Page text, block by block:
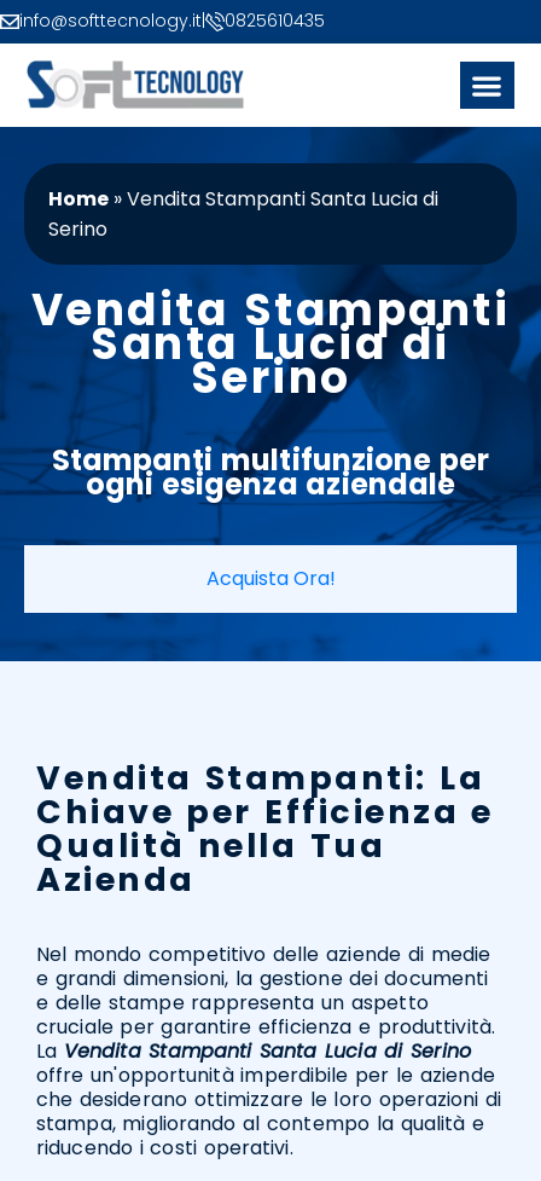
info@softtecnology.it 0825610435
Home »Vendita Stampanti Santa Lucia di
Serino
Vendita Stampanti
Santa Lucia di
Serino
Stampanti multifunzione per
ogni esigenza aziendale
Acquista Ora!
Vendita Stampanti: La
Chiave per Efficienza e
Qualità nella Tua
Azienda
Nel mondo competitivo delle aziende di medie
e grandi dimensioni, la gestione dei documenti
e delle stampe rappresenta un aspetto
cruciale per garantire efficienza e produttività.
La Vendita Stampanti Santa Lucia di Serino
offre un'opportunità imperdibile per le aziende
che desiderano ottimizzare le loro operazioni di
stampa, migliorando al contempo la qualità e
riducendo i costi operativi.